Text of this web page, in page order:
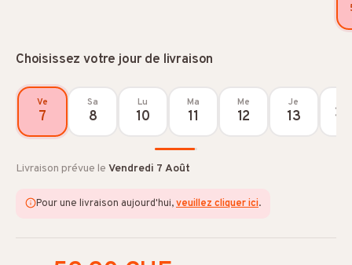
Choisissez votre jour de livraison
Ve
7
Sa
8
Lu
10
Ma
11
Me
12
Je
13
Livraison prévue le Vendredi 7 Août
Pour une livraison aujourd'hui,veuillez cliquer ici.